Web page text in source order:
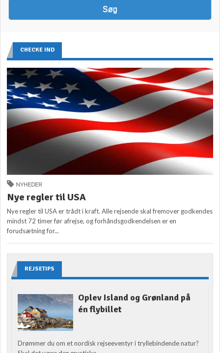
CHECKE IND
NYHEDER
Nye regler til USA
Nye regler til USA er trådt i kraft. Alle rejsende skal fremover godkendes
mindst 72 timer før afrejse, og forhåndsgodkendelsen er en
forudsætning for...
REJSETIPS
Oplev Island og Grønland på
én flybillet
Drømmer du om et nordisk rejseeventyr i tryllebindende natur?